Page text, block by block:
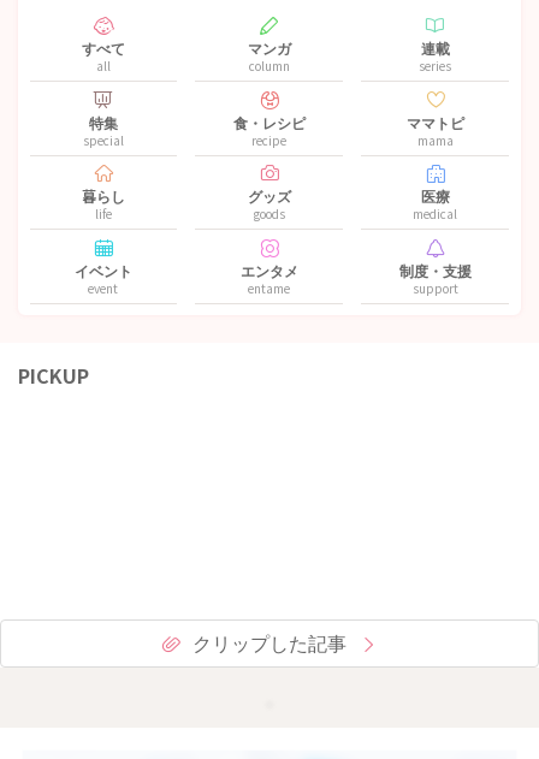
すべて
all
マンガ
column
連載
series
特集
special
食・レシピ
recipe
ママトピ
mama
暮らし
life
グッズ
goods
医療
medical
イベント
event
エンタメ
entame
制度・支援
support
PICKUP
クリップした記事